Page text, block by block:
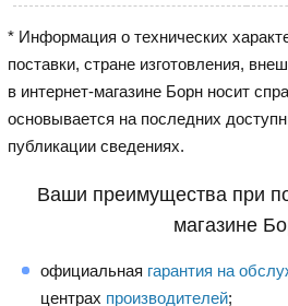
* Информация о технических
поставки, стране изготовления,
в интернет-магазине Борн носит
основывается на последних
публикации сведениях.
Ваши преимущества при
магазине
официальная гарантия на
центрах производителей;